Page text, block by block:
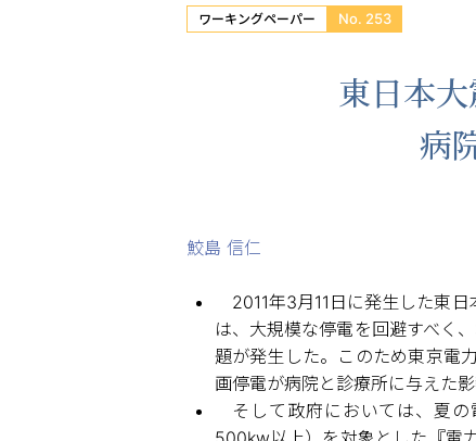
ワーキングペーパー No. 253
東日本
病
鮫島 信仁
2011年3月11日に発生した東
は、大規模な停電を回避すべく
題が発生した。このため東京電
画停電が病院と診療所に与えた
そして政府においては、夏の